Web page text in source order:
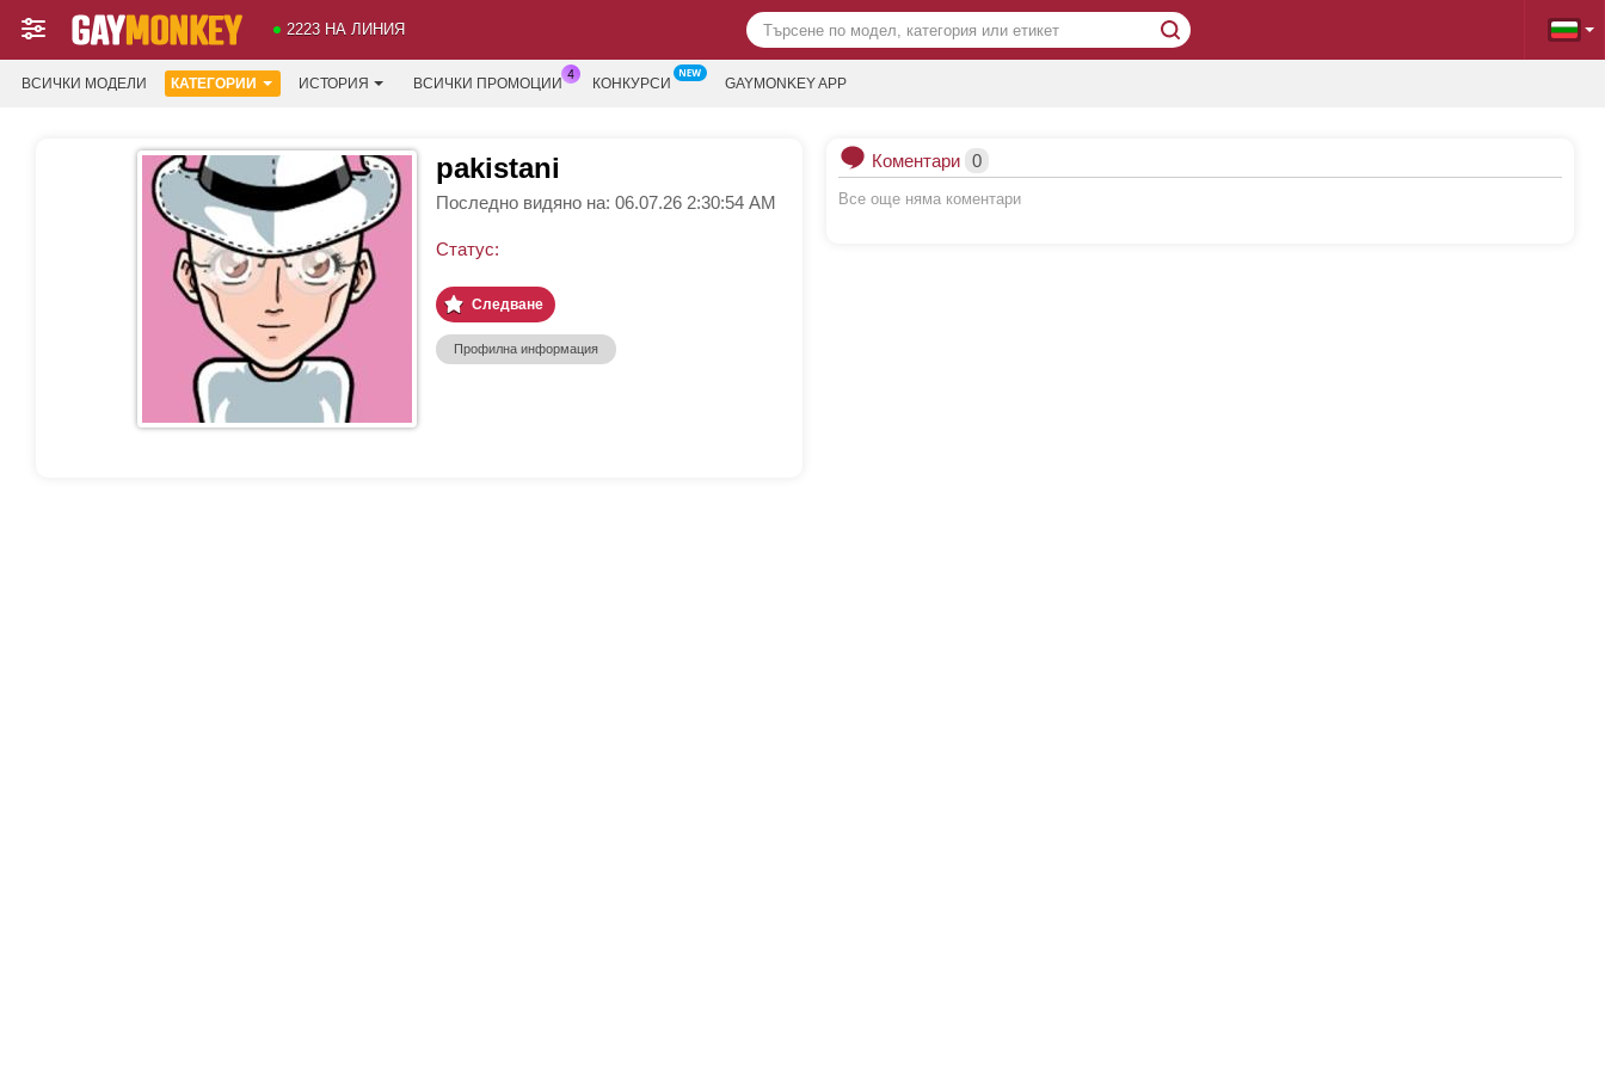
2223 НА ЛИНИЯ
ВСИЧКИ МОДЕЛИ КАТЕГОРИИ ИСТОРИЯ ВСИЧКИ ПРОМОЦИИ КОНКУРСИ GAYMONKEY APP
pakistani
Последно видяно на: 06.07.26 2:30:54 AM
Статус:
Следване
Профилна информация
Коментари 0
Все още няма коментари